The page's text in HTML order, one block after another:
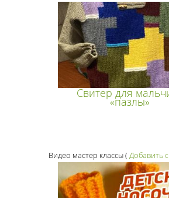
Свитер для
«пазлы»
Видео мастер классы( Добавить